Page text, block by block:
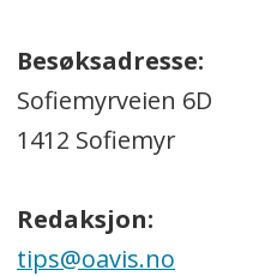
Besøksadresse:
Sofiemyrveien 6D
1412 Sofiemyr
Redaksjon:
tips@oavis.no